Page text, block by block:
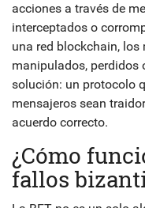
acciones a través de
interceptados o
una red blockchain, los
manipulados, perdidos
solución: un protocolo
mensajeros sean
acuerdo correcto.
¿Cómo
fallos